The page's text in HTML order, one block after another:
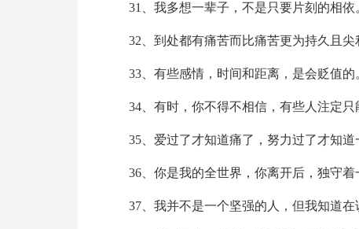
31、我多想一辈子，不是只要片刻的相
32、到处都有痛苦而比痛苦更为持久且
33、有些感情，时间和距离，是会贬值
34、有时，你不得不相信，有些人注定
35、爱过了才知道痛了，努力过了才知道
36、你是我的全世界，你离开后，独守
37、我并不是一个坚强的人，但我知道